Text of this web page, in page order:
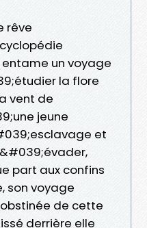
rêve
un voyage
la flore
vent de
jeune
et
part aux confins
son voyage
de cette
derrière elle